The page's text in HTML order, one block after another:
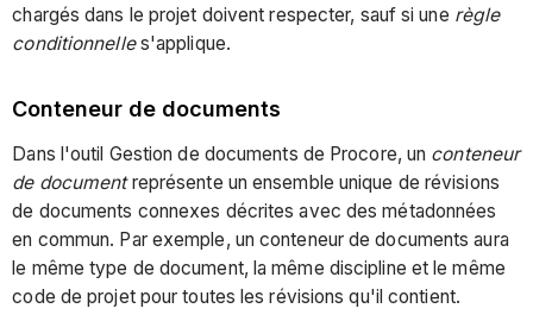
chargés dans le projet doivent respecter, sauf si une règle
conditionnelles'applique.
Conteneur de documents
Dans l'outil Gestion de documents de Procore, un conteneur
de documentreprésente un ensemble unique de révisions
de documents connexes décrites avec des métadonnées
en commun. Par exemple, un conteneur de documents aura
le même type de document, la même discipline et le même
code de projet pour toutes les révisions qu'il contient.